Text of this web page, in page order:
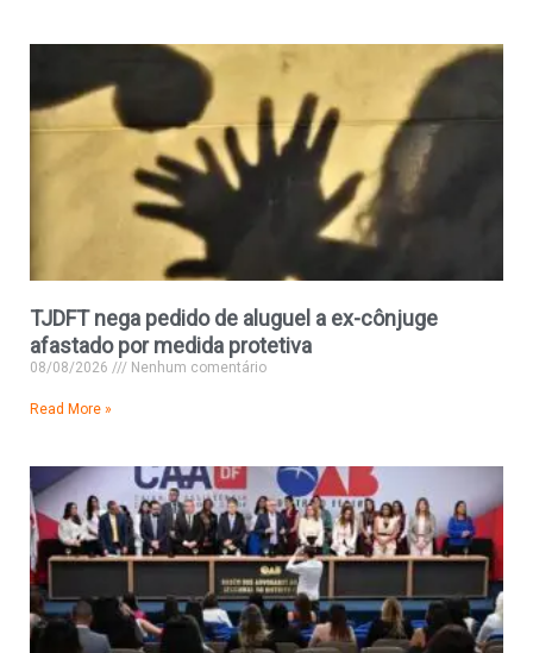
TJDFT nega pedido de aluguel a ex-cônjuge
afastado por medida protetiva
08/08/2026 Nenhum comentário
Read More »